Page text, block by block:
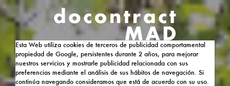
Esta Web utiliza cookies de terceros de publicidad comportamental
propiedad de Google, persistentes durante 2 años, para mejorar
nuestros servicios y mostrarle publicidad relacionada con sus
preferencias mediante el análisis de sus hábitos de navegación. Si
continúa navegando consideramos que está de acuerdo con su uso.